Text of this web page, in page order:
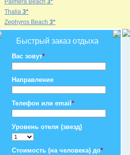
Palmera Beach 3*
Thalia 3*
Zephyros Beach 3*
Быстрый заказ отдыха
Вас зовут*
Направление
Телефон или email *
Уровень отеля (звезд)
Стоимость (на человека) до*